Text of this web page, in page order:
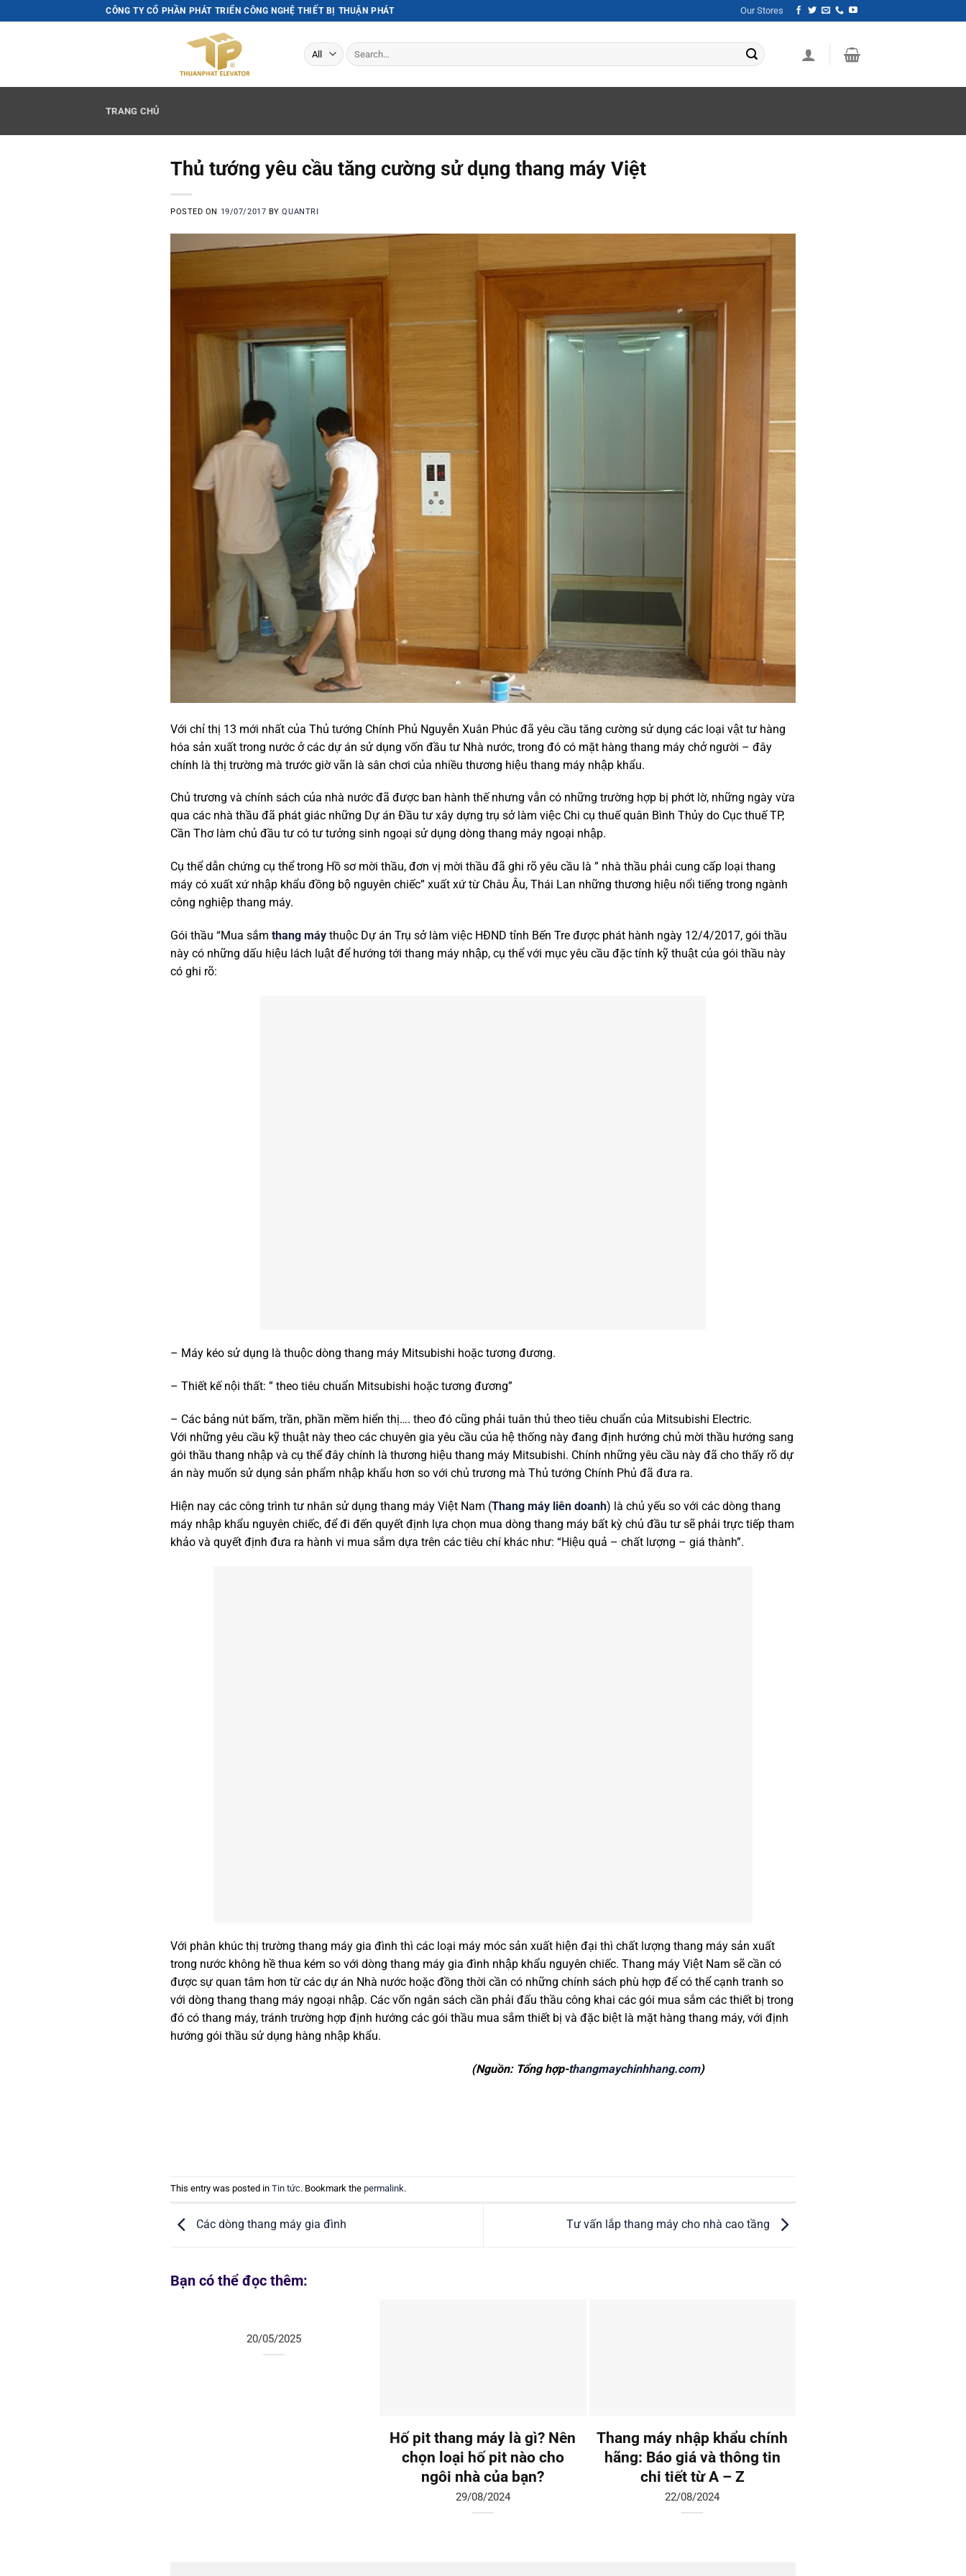
to
CÔNG TY CỔ PHẦN PHÁT TRIỂN CÔNG NGHỆ THIẾT BỊ THUẬN PHÁT Our Stores
Search
for:
TRANG CHỦ
Thủ tướng yêu cầu tăng cường sử dụng thang máy Việt
POSTED ON 19/07/2017 BYQUANTRI
Với chỉ thị 13 mới nhất của Thủ tướng Chính Phủ Nguyễn Xuân Phúc đã yêu cầu tăng cường sử dụng các loại vật tư hàng
hóa sản xuất trong nước ở các dự án sử dụng vốn đầu tư Nhà nước, trong đó có mặt hàng thang máy chở người – đây
chính là thị trường mà trước giờ vãn là sân chơi của nhiều thương hiệu thang máy nhập khẩu.
Chủ trương và chính sách của nhà nước đã được ban hành thế nhưng vẫn có những trường hợp bị phớt lờ, những ngày vừa
qua các nhà thầu đã phát giác những Dự án Đầu tư xây dựng trụ sở làm việc Chi cụ thuế quân Bình Thủy do Cục thuế TP,
Cần Thơ làm chủ đầu tư có tư tưởng sinh ngoại sử dụng dòng thang máy ngoại nhập.
Cụ thể dẫn chứng cụ thể trong Hồ sơ mời thầu, đơn vị mời thầu đã ghi rõ yêu cầu là ” nhà thầu phải cung cấp loại thang
máy có xuất xứ nhập khẩu đồng bộ nguyên chiếc” xuất xứ từ Châu Âu, Thái Lan những thương hiệu nổi tiếng trong ngành
công nghiệp thang máy.
Gói thầu “Mua sắm thang máy thuộc Dự án Trụ sở làm việc HĐND tỉnh Bến Tre được phát hành ngày 12/4/2017, gói thầu
này có những dấu hiệu lách luật để hướng tới thang máy nhập, cụ thể với mục yêu cầu đặc tính kỹ thuật của gói thầu này
có ghi rõ:
– Máy kéo sử dụng là thuộc dòng thang máy Mitsubishi hoặc tương đương.
– Thiết kế nội thất: ” theo tiêu chuẩn Mitsubishi hoặc tương đương”
– Các bảng nút bấm, trần, phần mềm hiển thị…. theo đó cũng phải tuân thủ theo tiêu chuẩn của Mitsubishi Electric.
Với những yêu cầu kỹ thuật này theo các chuyên gia yêu cầu của hệ thống này đang định hướng chủ mời thầu hướng sang
gói thầu thang nhập và cụ thể đây chính là thương hiệu thang máy Mitsubishi. Chính những yêu cầu này đã cho thấy rõ dự
án này muốn sử dụng sản phẩm nhập khẩu hơn so với chủ trương mà Thủ tướng Chính Phủ đã đưa ra.
Hiện nay các công trình tư nhân sử dụng thang máy Việt Nam (Thang máy liên doanh) là chủ yếu so với các dòng thang
máy nhập khẩu nguyên chiếc, để đi đến quyết định lựa chọn mua dòng thang máy bất kỳ chủ đầu tư sẽ phải trực tiếp tham
khảo và quyết định đưa ra hành vi mua sắm dựa trên các tiêu chí khác như: “Hiệu quả – chất lượng – giá thành”.
Với phân khúc thị trường thang máy gia đình thì các loại máy móc sản xuất hiện đại thì chất lượng thang máy sản xuất
trong nước không hề thua kém so với dòng thang máy gia đình nhập khẩu nguyên chiếc. Thang máy Việt Nam sẽ cần có
được sự quan tâm hơn từ các dự án Nhà nước hoặc đồng thời cần có những chính sách phù hợp để có thể cạnh tranh so
với dòng thang thang máy ngoại nhập. Các vốn ngân sách cần phải đấu thầu công khai các gói mua sắm các thiết bị trong
đó có thang máy, tránh trường hợp định hướng các gói thầu mua sắm thiết bị và đặc biệt là mặt hàng thang máy, với định
hướng gói thầu sử dụng hàng nhập khẩu.
(Nguồn: Tổng hợp-thangmaychinhhang.com)
This entry was posted in Tin tức. Bookmark the permalink.
Các dòng thang máy gia đình Tư vấn lắp thang máy cho nhà cao tầng
Bạn có thể đọc thêm:
20/05/2025
Hố pit thang máy là gì? Nên
chọn loại hố pit nào cho
ngôi nhà của bạn?
29/08/2024
Thang máy nhập khẩu chính
hãng: Báo giá và thông tin
chi tiết từ A – Z
22/08/2024